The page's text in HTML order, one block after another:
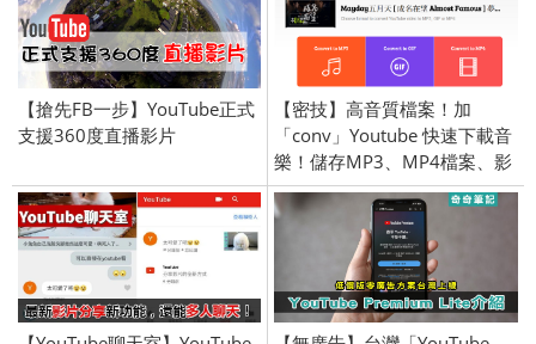
【搶先FB一步】YouTube正式
支援360度直播影片
【密技】高音質檔案！加
「conv」Youtube 快速下載音
樂！儲存MP3、MP4檔案、影
片製作GIF檔